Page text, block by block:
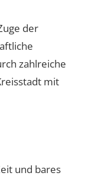
der
zahlreiche
mit
und bares